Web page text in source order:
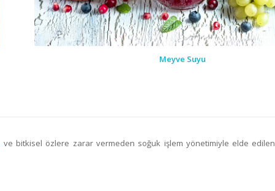
Meyve Suyu
ve bitkisel özlere zarar vermeden soğuk işlem yönetimiyle elde edilen